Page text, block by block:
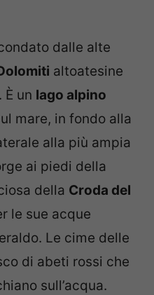
dalle alte
altoatesine
. È un lago alpino
mare, in fondo alla
alla più ampia
ai piedi della
della Croda del
le sue acque
Le cime delle
di abeti rossi che
sull’acqua.